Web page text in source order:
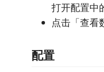
打开配置中
点击「查看
配置